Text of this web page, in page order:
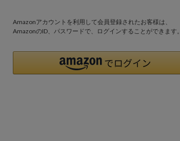
Amazonアカウントを利用して会員登録されたお客様は、
AmazonのID、パスワードで、ログインすることができます。